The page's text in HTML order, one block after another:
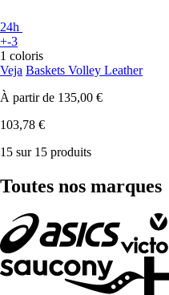
24h
+-3
1 coloris
Veja Baskets Volley Leather
À partir de 135,00 €
103,78 €
15 sur 15 produits
Toutes nos marques